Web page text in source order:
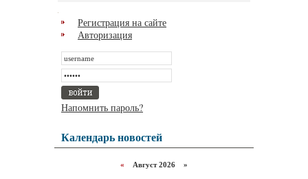
Регистрация на сайте
Авторизация
Напомнить пароль?
Календарь новостей
« Август 2026 »